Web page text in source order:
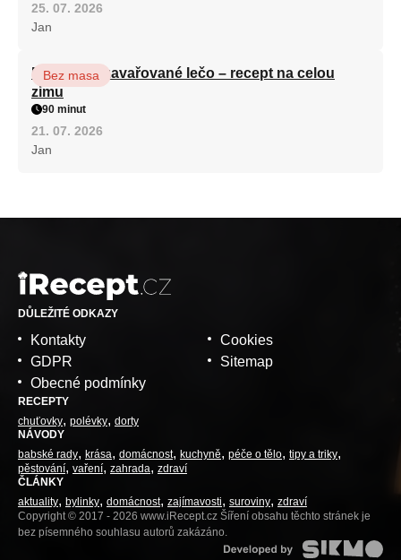
25. 07. 2026
Jan
Babiččino zavařované lečo – recept na celou
zimu
Bez masa
90 minut
21. 07. 2026
Jan
DŮLEŽITÉ ODKAZY
Kontakty
GDPR
Obecné podmínky
Cookies
Sitemap
RECEPTY
chuťovky polévky dorty
NÁVODY
babské rady
krása domácnost kuchyně péče o tělo tipy a triky
pěstování vaření zahrada zdraví
ČLÁNKY
aktuality
bylinky domácnost zajímavosti suroviny zdraví
Copyright © 2017 - 2026 www.iRecept.cz Šíření obsahu těchto stránek je
bez písemného souhlasu autorů zakázáno.